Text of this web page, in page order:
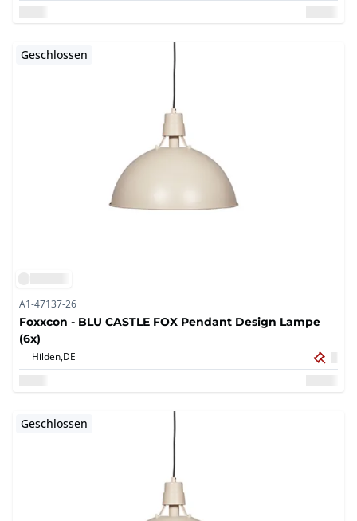
Geschlossen
A1-47137-26
Foxxcon - BLU CASTLE FOX Pendant Design Lampe
(6x)
Hilden,DE
Geschlossen